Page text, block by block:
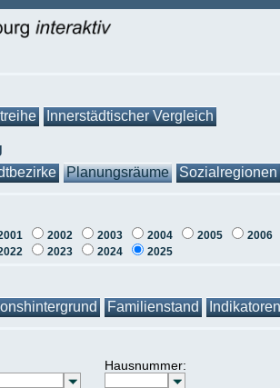
Innerstädtischer Vergleich
Planungsräume Sozialregionen
2002 2003 2004 2005
2006
2023 2024 2025
Familienstand Indikatoren
Hausnummer: